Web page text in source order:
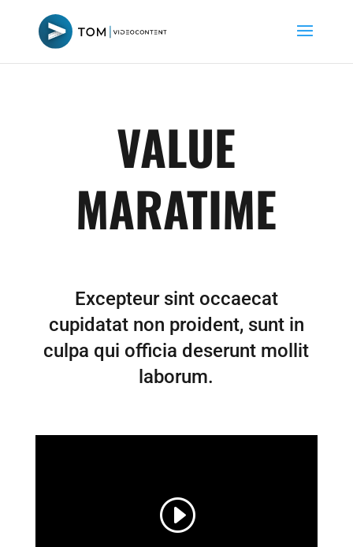
VALUE
MARATIME
Excepteur sint occaecat
cupidatat non proident, sunt in
culpa qui officia deserunt mollit
laborum.